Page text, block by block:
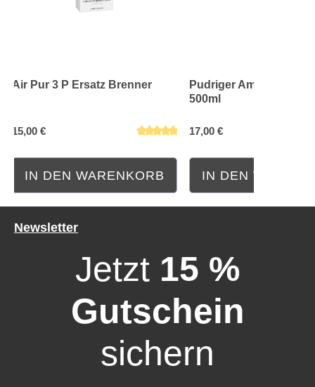
Durchschnittliche Bewertung von 0 von 5 SternenDurchschnittliche
Air Pur 3 P Ersatz Brenner
15,00 €
IN DEN WARENKORB
Pudriger Amber
500ml
17,00 €
IN DEN
Newsletter
Jetzt 15 %
Gutschein
sichern